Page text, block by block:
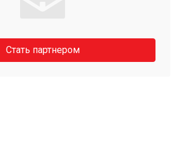
Стать партнером